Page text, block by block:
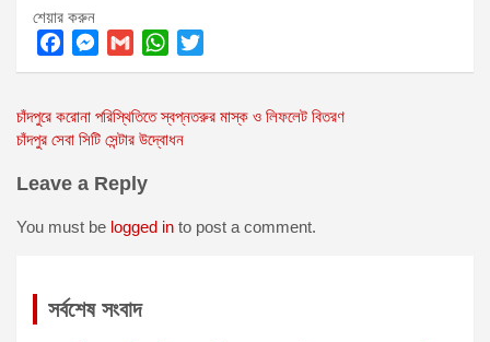
শেয়ার করুন
F
c
e
o
M
s
s
g
G
a
i
W
a
t
A
p
T
i
t
r
Post
navigation
চাঁদপুরে করোনা পরিস্থিতিতে স্বপ্নতরুর মাস্ক ও লিফলেট বিতরণ
চাঁদপুর সেবা সিটি সেন্টার উদ্বোধন
Leave a Reply
You must be logged in to post a comment.
সর্বশেষ সংবাদ